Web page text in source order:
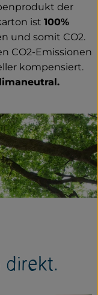
der
ist 100%
und somit CO2.
CO2-Emissionen
kompensiert.
direkt.